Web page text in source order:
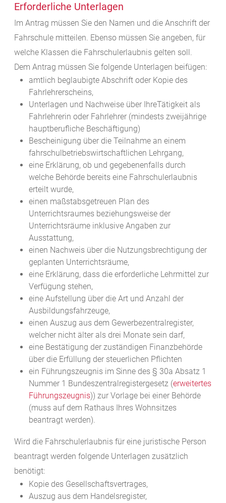
Erforderliche Unterlagen
Im Antrag müssen Sie den Namen und die Anschrift der
Fahrschule mitteilen. Ebenso müssen Sie angeben, für
welche Klassen die Fahrschulerlaubnis gelten soll.
Dem Antrag müssen Sie folgende Unterlagen beifügen:
amtlich beglaubigte Abschrift oder Kopie des
Fahrlehrerscheins,
Unterlagen und Nachweise über IhreTätigkeit als
Fahrlehrerin oder Fahrlehrer (mindests zweijährige
hauptberufliche Beschäftigung)
Bescheinigung über die Teilnahme an einem
fahrschulbetriebswirtschaftlichen Lehrgang,
eine Erklärung, ob und gegebenenfalls durch
welche Behörde bereits eine Fahrschulerlaubnis
erteilt wurde,
einen maßstabsgetreuen Plan des
Unterrichtsraumes beziehungsweise der
Unterrichtsräume inklusive Angaben zur
Ausstattung,
einen Nachweis über die Nutzungsbrechtigung der
geplanten Unterrichtsräume,
eine Erklärung, dass die erforderliche Lehrmittel zur
Verfügung stehen,
eine Aufstellung über die Art und Anzahl der
Ausbildungsfahrzeuge,
einen Auszug aus dem Gewerbezentralregister,
welcher nicht älter als drei Monate sein darf,
eine Bestätigung der zuständigen Finanzbehörde
über die Erfüllung der steuerlichen Pflichten
ein Führungszeugnis im Sinne des § 30a Absatz 1
Nummer 1 Bundeszentralregistergesetz (erweitertes
Führungszeugnis)) zur Vorlage bei einer Behörde
(muss auf dem Rathaus Ihres Wohnsitzes
beantragt werden).
Wird die Fahrschulerlaubnis für eine juristische Person
beantragt werden folgende Unterlagen zusätzlich
benötigt:
Kopie des Gesellschaftsvertrages,
Auszug aus dem Handelsregister,